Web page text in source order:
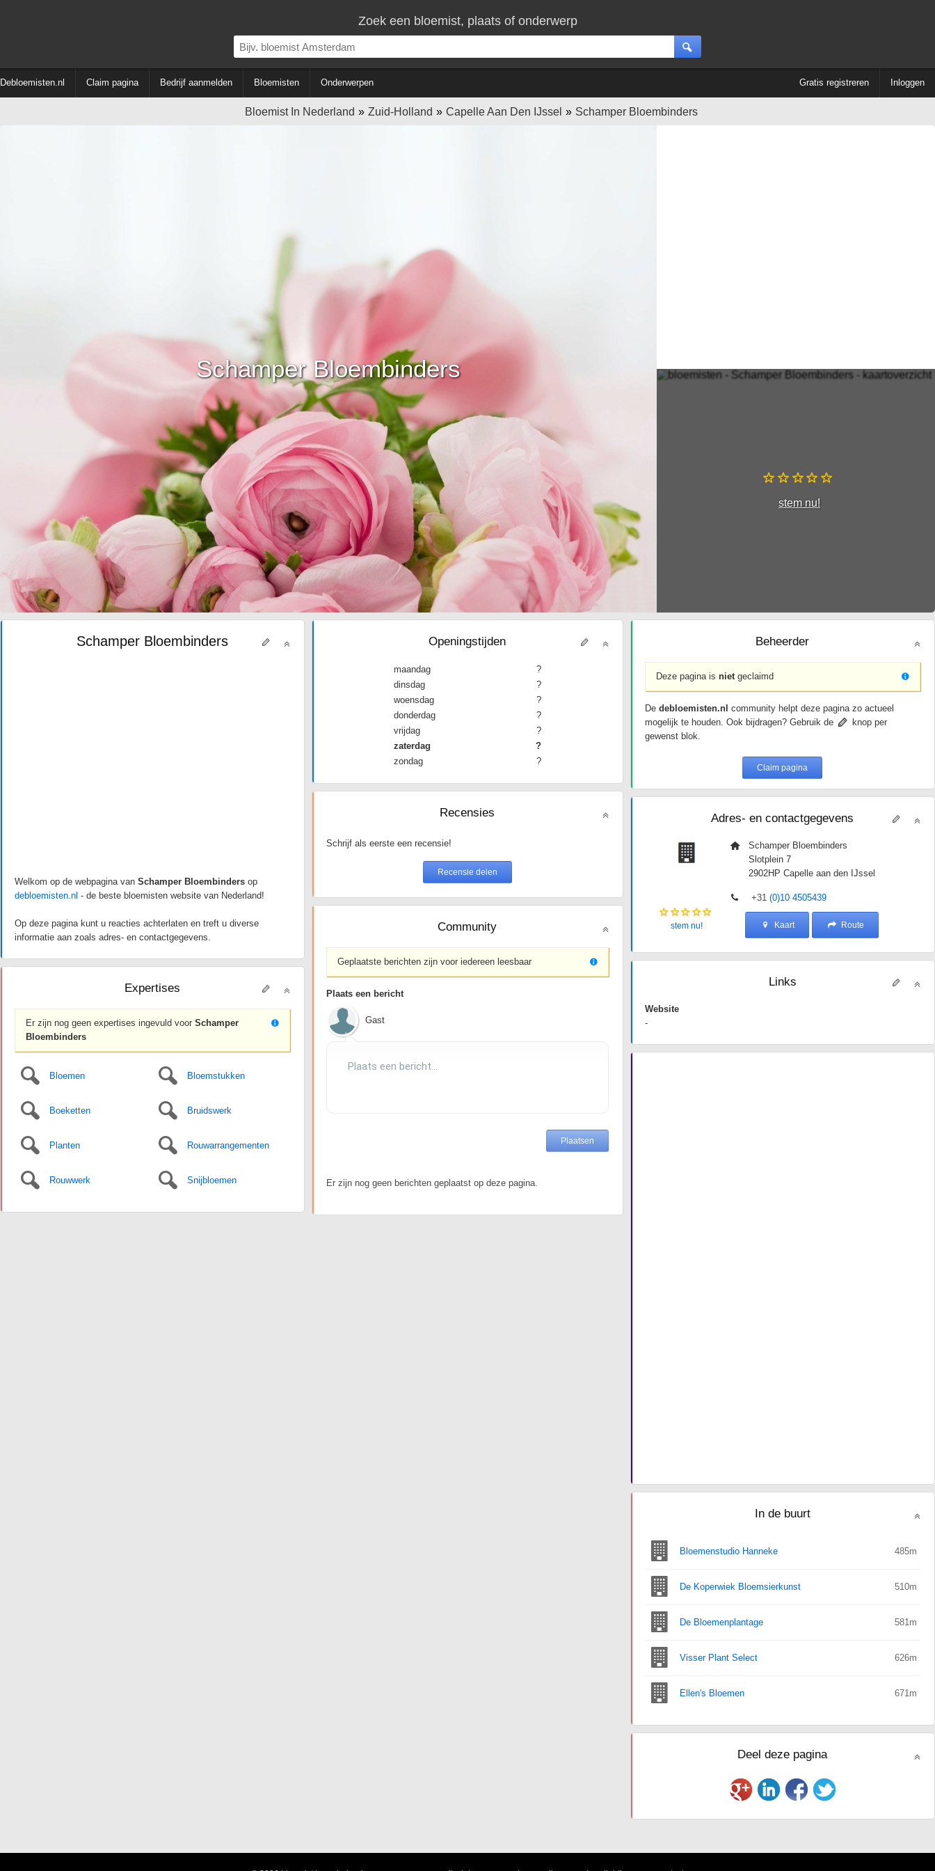
Zoek een bloemist, plaats of onderwerp
Debloemisten.nl Claim pagina Bedrijf aanmelden Bloemisten Onderwerpen Gratis registreren Inloggen
Bloemist In Nederland Zuid-Holland Capelle Aan Den IJssel Schamper Bloembinders
Schamper Bloembinders
stem nu!
Schamper Bloembinders
Welkom op de webpagina van Schamper Bloembinders op
debloemisten.nl - de beste bloemisten website van Nederland!
Op deze pagina kunt u reacties achterlaten en treft u diverse
informatie aan zoals adres- en contactgegevens.
Expertises
Er zijn nog geen expertises ingevuld voor Schamper
Bloembinders
Bloemen Bloemstukken
Boeketten Bruidswerk
Planten Rouwarrangementen
Rouwwerk Snijbloemen
Openingstijden
maandag
?
dinsdag
?
woensdag
?
donderdag
?
vrijdag
?
zaterdag
?
zondag
?
Recensies
Schrijf als eerste een recensie!
Community
Geplaatste berichten zijn voor iedereen leesbaar
Plaats een bericht
Gast
Er zijn nog geen berichten geplaatst op deze pagina.
Beheerder
Deze pagina is nietgeclaimd
De debloemisten.nl community helpt deze pagina zo actueel
mogelijk te houden. Ook bijdragen? Gebruik de
knop per
gewenst blok.
Claim pagina
Adres- en contactgegevens
Schamper Bloembinders
Slotplein 7
2902HP Capelle aan den IJssel
+31(0)10 4505439
stem nu! Kaart Route
Links
Website
-
In de buurt
Bloemenstudio Hanneke 485m
De Koperwiek Bloemsierkunst 510m
De Bloemenplantage 581m
Visser Plant Select 626m
Ellen's Bloemen 671m
Deel deze pagina